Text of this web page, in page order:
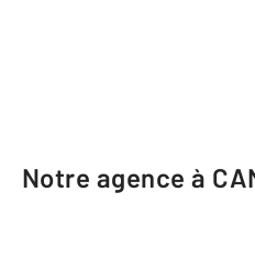
Notre agence à